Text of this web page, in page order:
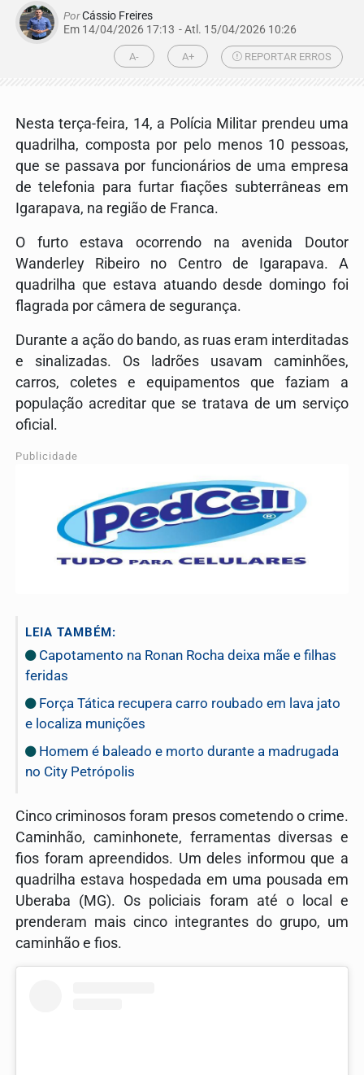
PorCássio Freires
Em 14/04/2026 17:13 - Atl. 15/04/2026 10:26
A- A+ REPORTAR ERROS
Nesta terça-feira, 14, a Polícia Militar prendeu uma
quadrilha, composta por pelo menos 10 pessoas,
que se passava por funcionários de uma empresa
de telefonia para furtar fiações subterrâneas em
Igarapava, na região de Franca.
O furto estava ocorrendo na avenida Doutor
Wanderley Ribeiro no Centro de Igarapava. A
quadrilha que estava atuando desde domingo foi
flagrada por câmera de segurança.
Durante a ação do bando, as ruas eram interditadas
e sinalizadas. Os ladrões usavam caminhões,
carros, coletes e equipamentos que faziam a
população acreditar que se tratava de um serviço
oficial.
Publicidade
LEIA TAMBÉM:
Capotamento na Ronan Rocha deixa mãe e filhas
feridas
Força Tática recupera carro roubado em lava jato
e localiza munições
Homem é baleado e morto durante a madrugada
no City Petrópolis
Cinco criminosos foram presos cometendo o crime.
Caminhão, caminhonete, ferramentas diversas e
fios foram apreendidos. Um deles informou que a
quadrilha estava hospedada em uma pousada em
Uberaba (MG). Os policiais foram até o local e
prenderam mais cinco integrantes do grupo, um
caminhão e fios.